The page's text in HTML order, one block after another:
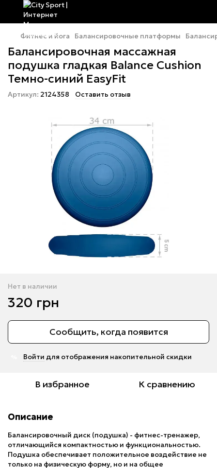
Фитнес и йога Балансировочные платформы
Балансировочная массажная
подушка гладкая Balance Cushion
Темно-синий EasyFit
Артикул: 2124358 Оставить отзыв
Нет в наличии
320 грн
Сообщить, когда появится
Войти для отображения накопительной скидки
В избранное К сравнению
Описание
Балансировочный диск (подушка) - фитнес-тренажер,
отличающийся компактностью и функциональностью.
Подушка обеспечивает положительное воздействие не
только на физическую форму, но и на общее